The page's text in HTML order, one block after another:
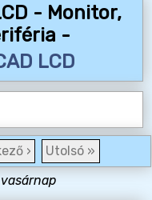
- Monitor,
-
LCD
›
Utolsó »